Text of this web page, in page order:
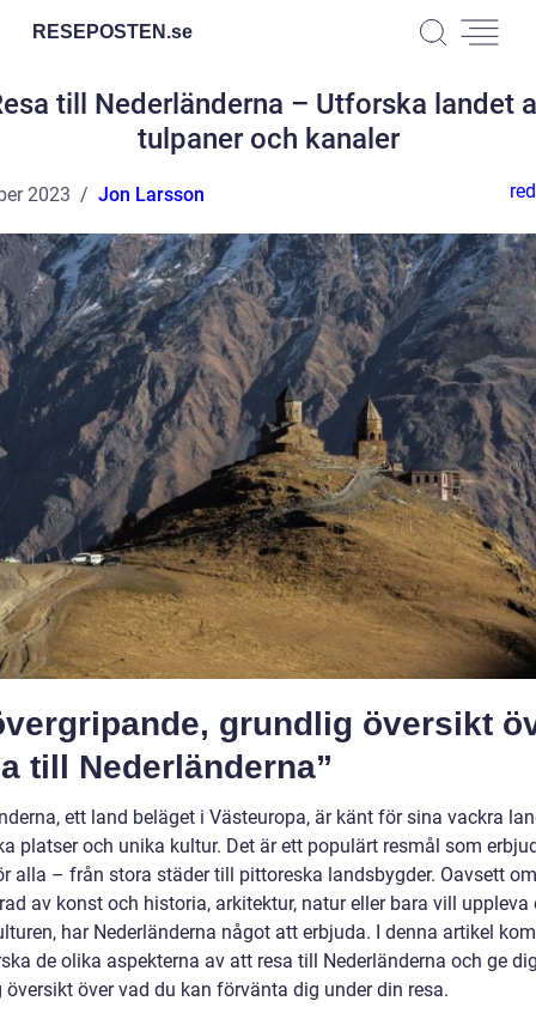
RESEPOSTEN.se
till Nederländerna – Utforska landet
tulpaner och kanaler
2023 Jon Larsson
grundlig översikt
till Nederländerna”
ett land beläget i Västeuropa, är känt för sina vackra
platser och unika kultur. Det är ett populärt resmål som
alla – från stora städer till pittoreska landsbygder. Oavsett
av konst och historia, arkitektur, natur eller bara vill uppleva
har Nederländerna något att erbjuda. I denna artikel
de olika aspekterna av att resa till Nederländerna och ge
översikt över vad du kan förvänta dig under din resa.